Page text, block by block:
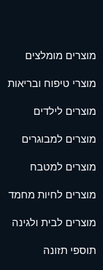
מוצרים מומלצים
מוצרי טיפוח ובריאות
מוצרים לילדים
מוצרים למבוגרים
מוצרים למטבח
מוצרים לחיות מחמד
מוצרים לבית ולגינה
תוספי תזונה